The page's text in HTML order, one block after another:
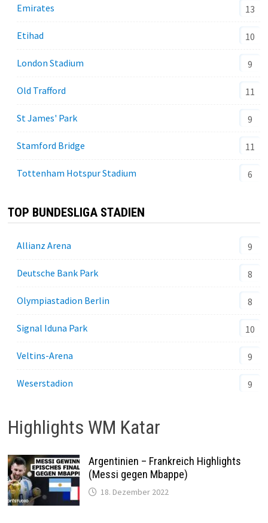
Emirates 13
Etihad 10
London Stadium 9
Old Trafford 11
St James' Park 9
Stamford Bridge 11
Tottenham Hotspur Stadium 6
TOP BUNDESLIGA STADIEN
Allianz Arena 9
Deutsche Bank Park 8
Olympiastadion Berlin 8
Signal Iduna Park 10
Veltins-Arena 9
Weserstadion 9
Highlights WM Katar
Argentinien – Frankreich Highlights
(Messi gegen Mbappe)
18. Dezember 2022